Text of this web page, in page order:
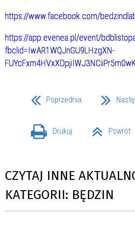
https://www.facebook.com/
https://app.evenea.pl/event/
fbclid=IwAR1WQJnGU9LHzgXN-
Poprzednia
Drukuj Powrót
CZYTAJ INNE
KATEGORII: BĘDZIN